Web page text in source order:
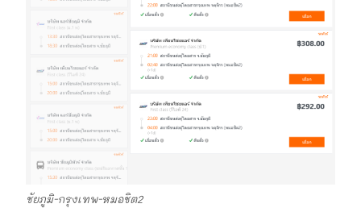
ชัยภูมิ-กรุงเทพ-หมอชิต2